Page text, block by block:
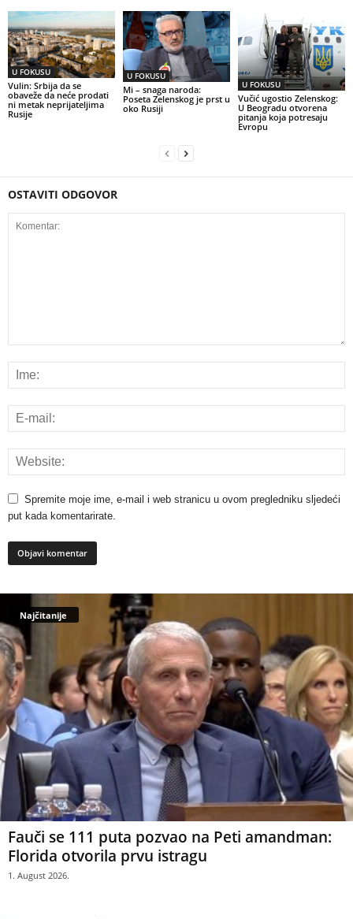
U FOKUSU
Vulin: Srbija da se
obaveže da neće prodati
ni metak neprijateljima
Rusije
U FOKUSU
Mi – snaga naroda:
Poseta Zelenskog je prst u
oko Rusiji
U FOKUSU
Vučić ugostio Zelenskog:
U Beogradu otvorena
pitanja koja potresaju
Evropu
OSTAVITI ODGOVOR
Spremite moje ime, e-mail i web stranicu u ovom pregledniku sljedeći
put kada komentarirate.
Najčitanije
Fauči se 111 puta pozvao na Peti amandman:
Florida otvorila prvu istragu
1. August 2026.